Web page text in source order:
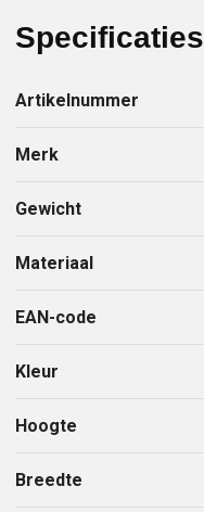
Specificaties
Artikelnummer
Merk
Gewicht
Materiaal
EAN-code
Kleur
Hoogte
Breedte